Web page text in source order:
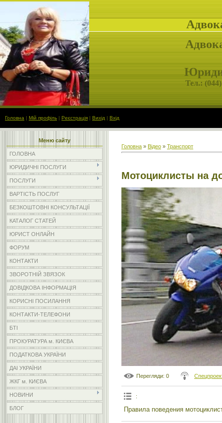
Тел.: (
Головна | Мій профіль | Реєстрація | Вихід | Вхід
Меню сайту
ГОЛОВНА
ЮРИДИЧНІ ПОСЛУГИ
ПОСЛУГИ
ВАРТІСТЬ ПОСЛУГ
БЕЗКОШТОВНІ КОНСУЛЬТАЦІЇ
КАТАЛОГ СТАТЕЙ
ЮРИСТ ОНЛАЙН
ФОРУМ
КОНТАКТИ
ЗВОРОТНІЙ ЗВЯЗОК
ДОВІДКОВА ІНФОРМАЦІЯ
КОРИСНІ ПОСИЛАННЯ
КОНТАКТИ-ТЕЛЕФОНИ
БТІ
ПРОКУРАТУРА м. КИЄВА
ПОДАТКОВА УКРАЇНИ
ДАІ УКРАЇНИ
ЖКГ м. КИЄВА
НОВИНИ
БЛОГ
Головна » Відео » Транспорт
Мотоциклисты на
Перегляди: 0
:
Правила поведения